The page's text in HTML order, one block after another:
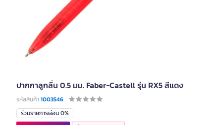
ปากกาลูกลื่น 0.5 มม. Faber-Castell รุ่น RX5 สีแดง
รหัสสินค้า1003546
ร่วมรายการผ่อน 0%